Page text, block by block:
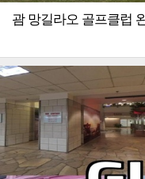
괌 망길라오 골프클럽